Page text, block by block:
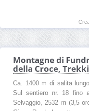
Montagne di
della Croce,
Ca. 1400 m di salita
Sul sentiero nr. 18 fino
Selvaggio, 2532 m (3,5